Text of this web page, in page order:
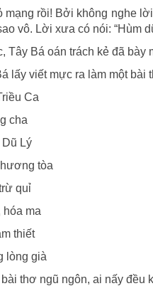
mạng rồi! Bởi không nghe
vô. Lời xưa có nói: “Hùm
Tây Bá oán trách kẻ đã
lấy viết mực ra làm một bài
Ca
cha
Lý
tòa
quỉ
ma
thiết
lòng già
thơ ngũ ngôn, ai nấy đều